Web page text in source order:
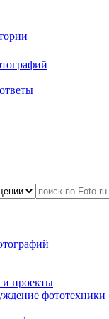
проекты
фототехники